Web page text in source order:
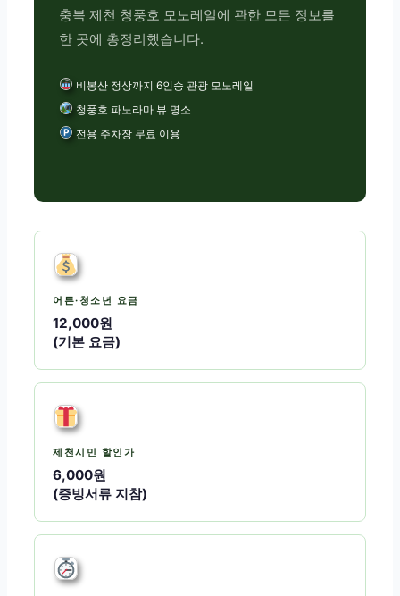
충북 제천 청풍호 모노레일에 관한 모든 정보를
한 곳에 총정리했습니다.
비봉산 정상까지 6인승 관광 모노레일
청풍호 파노라마 뷰 명소
전용 주차장 무료 이용
어른·청소년 요금
12,000원
(기본 요금)
제천시민 할인가
6,000원
(증빙서류 지참)